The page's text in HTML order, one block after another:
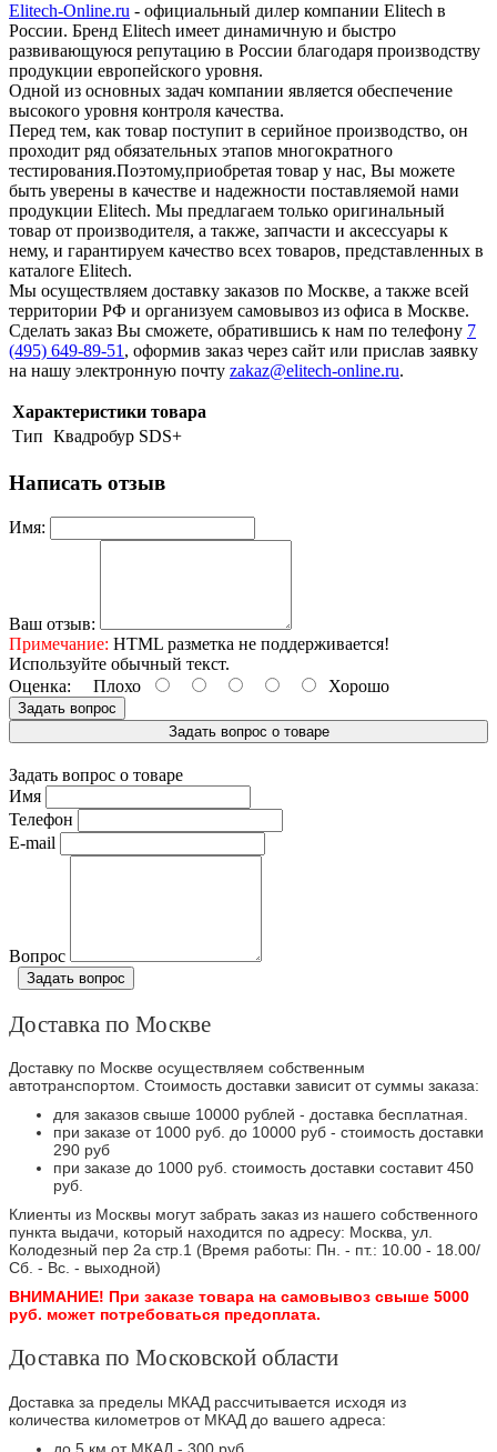
Elitech-Online.ru - официальный дилер компании Elitech в
России. Бренд Elitech имеет динамичную и быстро
развивающуюся репутацию в России благодаря производству
продукции европейского уровня.
Одной из основных задач компании является обеспечение
высокого уровня контроля качества.
Перед тем, как товар поступит в серийное производство, он
проходит ряд обязательных этапов многократного
тестирования.Поэтому,приобретая товар у нас, Вы можете
быть уверены в качестве и надежности поставляемой нами
продукции Elitech. Мы предлагаем только оригинальный
товар от производителя, а также, запчасти и аксессуары к
нему, и гарантируем качество всех товаров, представленных в
каталоге Elitech.
Мы осуществляем доставку заказов по Москве, а также всей
территории РФ и организуем самовывоз из офиса в Москве.
Сделать заказ Вы сможете, обратившись к нам по телефону 7
(495) 649-89-51 , оформив заказ через сайт или прислав заявку
на нашу электронную почту zakaz@elitech-online.ru.
Характеристики товара
Тип Квадробур SDS+
Написать отзыв
Имя:
Ваш отзыв:
Примечание: HTML разметка не поддерживается!
Используйте обычный текст.
Оценка: Плохо Хорошо
Задать вопрос
Задать вопрос о товаре
Задать вопрос о товаре
Имя
Телефон
E-mail
Вопрос
Задать вопрос
Доставка по Москве
Доставку по Москве осуществляем собственным
автотранспортом. Стоимость доставки зависит от суммы заказа:
для заказов свыше 10000 рублей - доставка бесплатная.
при заказе от 1000 руб. до 10000 руб - стоимость доставки
290 руб
при заказе до 1000 руб. стоимость доставки составит 450
руб.
Клиенты из Москвы могут забрать заказ из нашего собственного
пункта выдачи, который находится по адресу: Москва, ул.
Колодезный пер 2а стр.1 (Время работы: Пн. - пт.: 10.00 - 18.00/
Сб. - Вс. - выходной)
ВНИМАНИЕ! При заказе товара на самовывоз свыше 5000
руб. может потребоваться предоплата.
Доставка по Московской области
Доставка за пределы МКАД рассчитывается исходя из
количества километров от МКАД до вашего адреса: